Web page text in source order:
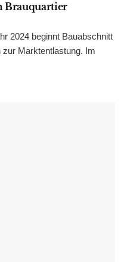
Brauquartier
2024 beginnt Bauabschnitt
Marktentlastung. Im